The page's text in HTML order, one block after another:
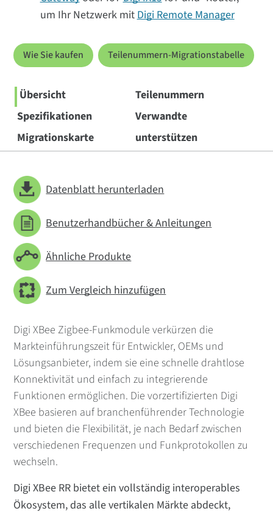
um Ihr Netzwerk mitDigi Remote Manager
Wie Sie kaufen Teilenummern-Migrationstabelle
Übersicht
Teilenummern
Spezifikationen
Verwandte
Migrationskarte
unterstützen
Digi XBee Zigbee-Funkmodule verkürzen die
Markteinführungszeit für Entwickler, OEMs und
Lösungsanbieter, indem sie eine schnelle drahtlose
Konnektivität und einfach zu integrierende
Funktionen ermöglichen. Die vorzertifizierten Digi
XBee basieren auf branchenführender Technologie
und bieten die Flexibilität, je nach Bedarf zwischen
verschiedenen Frequenzen und Funkprotokollen zu
wechseln.
Digi XBee RR bietet ein vollständig interoperables
Ökosystem, das alle vertikalen Märkte abdeckt,
Datenblatt herunterladen
Benutzerhandbücher & Anleitungen
Ähnliche Produkte
Zum Vergleich hinzufügen